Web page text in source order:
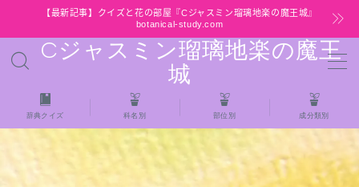
【最新記事】クイズと花の部屋『Cジャスミン瑠璃地楽の魔王城』
botanical-study.com
Cジャスミン瑠璃地楽の魔王
城
MENU
HOME
【最新】クイズと花の部屋
辞典クイズ 科名別 部位別 成分類別